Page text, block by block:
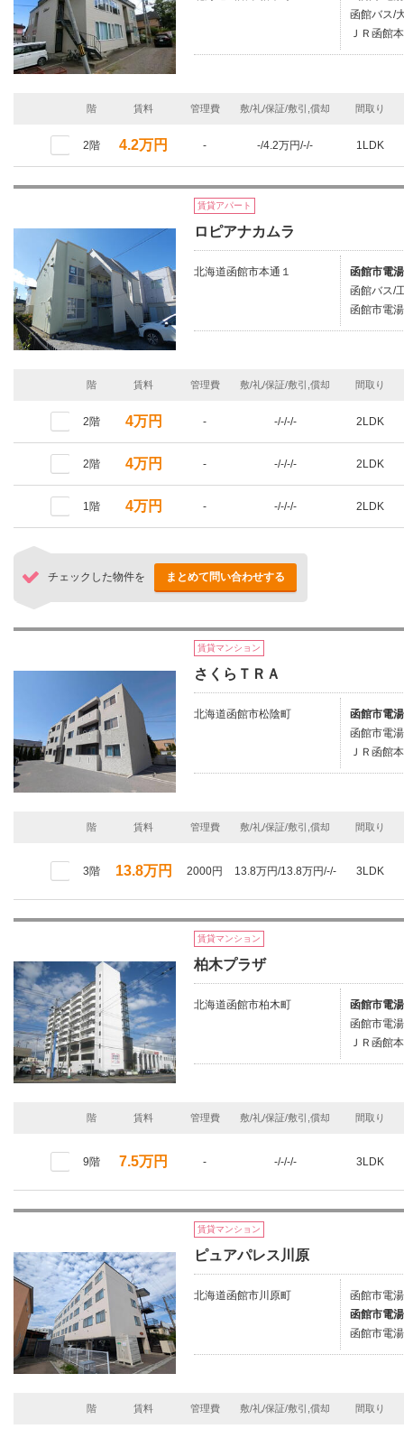
函館バス/
ＪＲ函館
階 賃料 管理費 敷/礼/保証/敷引,償却 間取り
2階 4.2万円 - -/4.2万円/-/- 1LDK
賃貸アパート
ロピアナカムラ
北海道函館市本通１
函館市電
函館バス/
函館市電
階 賃料 管理費 敷/礼/保証/敷引,償却 間取り
2階 4万円 - -/-/-/- 2LDK
2階 4万円 - -/-/-/- 2LDK
1階 4万円 - -/-/-/- 2LDK
チェックした物件を まとめて問い合わせする
賃貸マンション
さくらＴＲＡ
北海道函館市松陰町
函館市電
函館市電
ＪＲ函館
階 賃料 管理費 敷/礼/保証/敷引,償却 間取り
3階 13.8万円 2000円 13.8万円/13.8万円/-/- 3LDK
賃貸マンション
柏木プラザ
北海道函館市柏木町
函館市電
函館市電
ＪＲ函館
階 賃料 管理費 敷/礼/保証/敷引,償却 間取り
9階 7.5万円 - -/-/-/- 3LDK
賃貸マンション
ピュアパレス川原
北海道函館市川原町
函館市電
函館市電
函館市電
階 賃料 管理費 敷/礼/保証/敷引,償却 間取り